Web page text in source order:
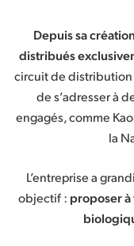
Depuis sa
distribués
circuit de distribution
de s’adresser à
engagés, comme
la
L’entreprise a
objectif : proposer